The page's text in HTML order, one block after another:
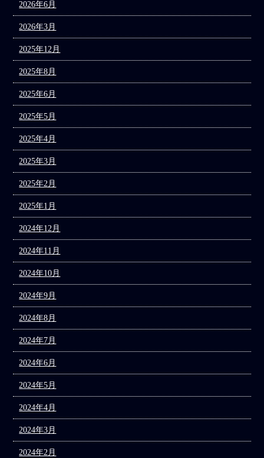
2026年6月
2026年3月
2025年12月
2025年8月
2025年6月
2025年5月
2025年4月
2025年3月
2025年2月
2025年1月
2024年12月
2024年11月
2024年10月
2024年9月
2024年8月
2024年7月
2024年6月
2024年5月
2024年4月
2024年3月
2024年2月